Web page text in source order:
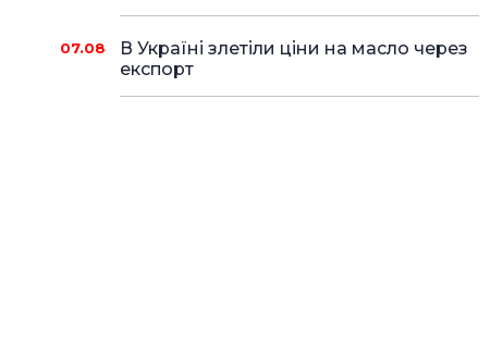
07.08
В Україні злетіли ціни на масло через
експорт